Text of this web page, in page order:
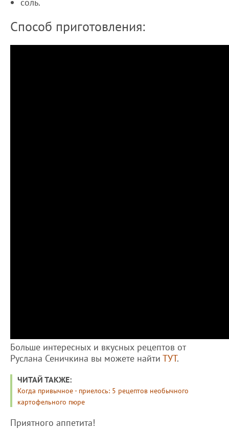
Способ приготовления:
Больше интересных и вкусных рецептов от
Руслана Сеничкина вы можете найти ТУТ.
ЧИТАЙ ТАКЖЕ:
Когда привычное - приелось: 5 рецептов необычного
картофельного пюре
Приятного аппетита!